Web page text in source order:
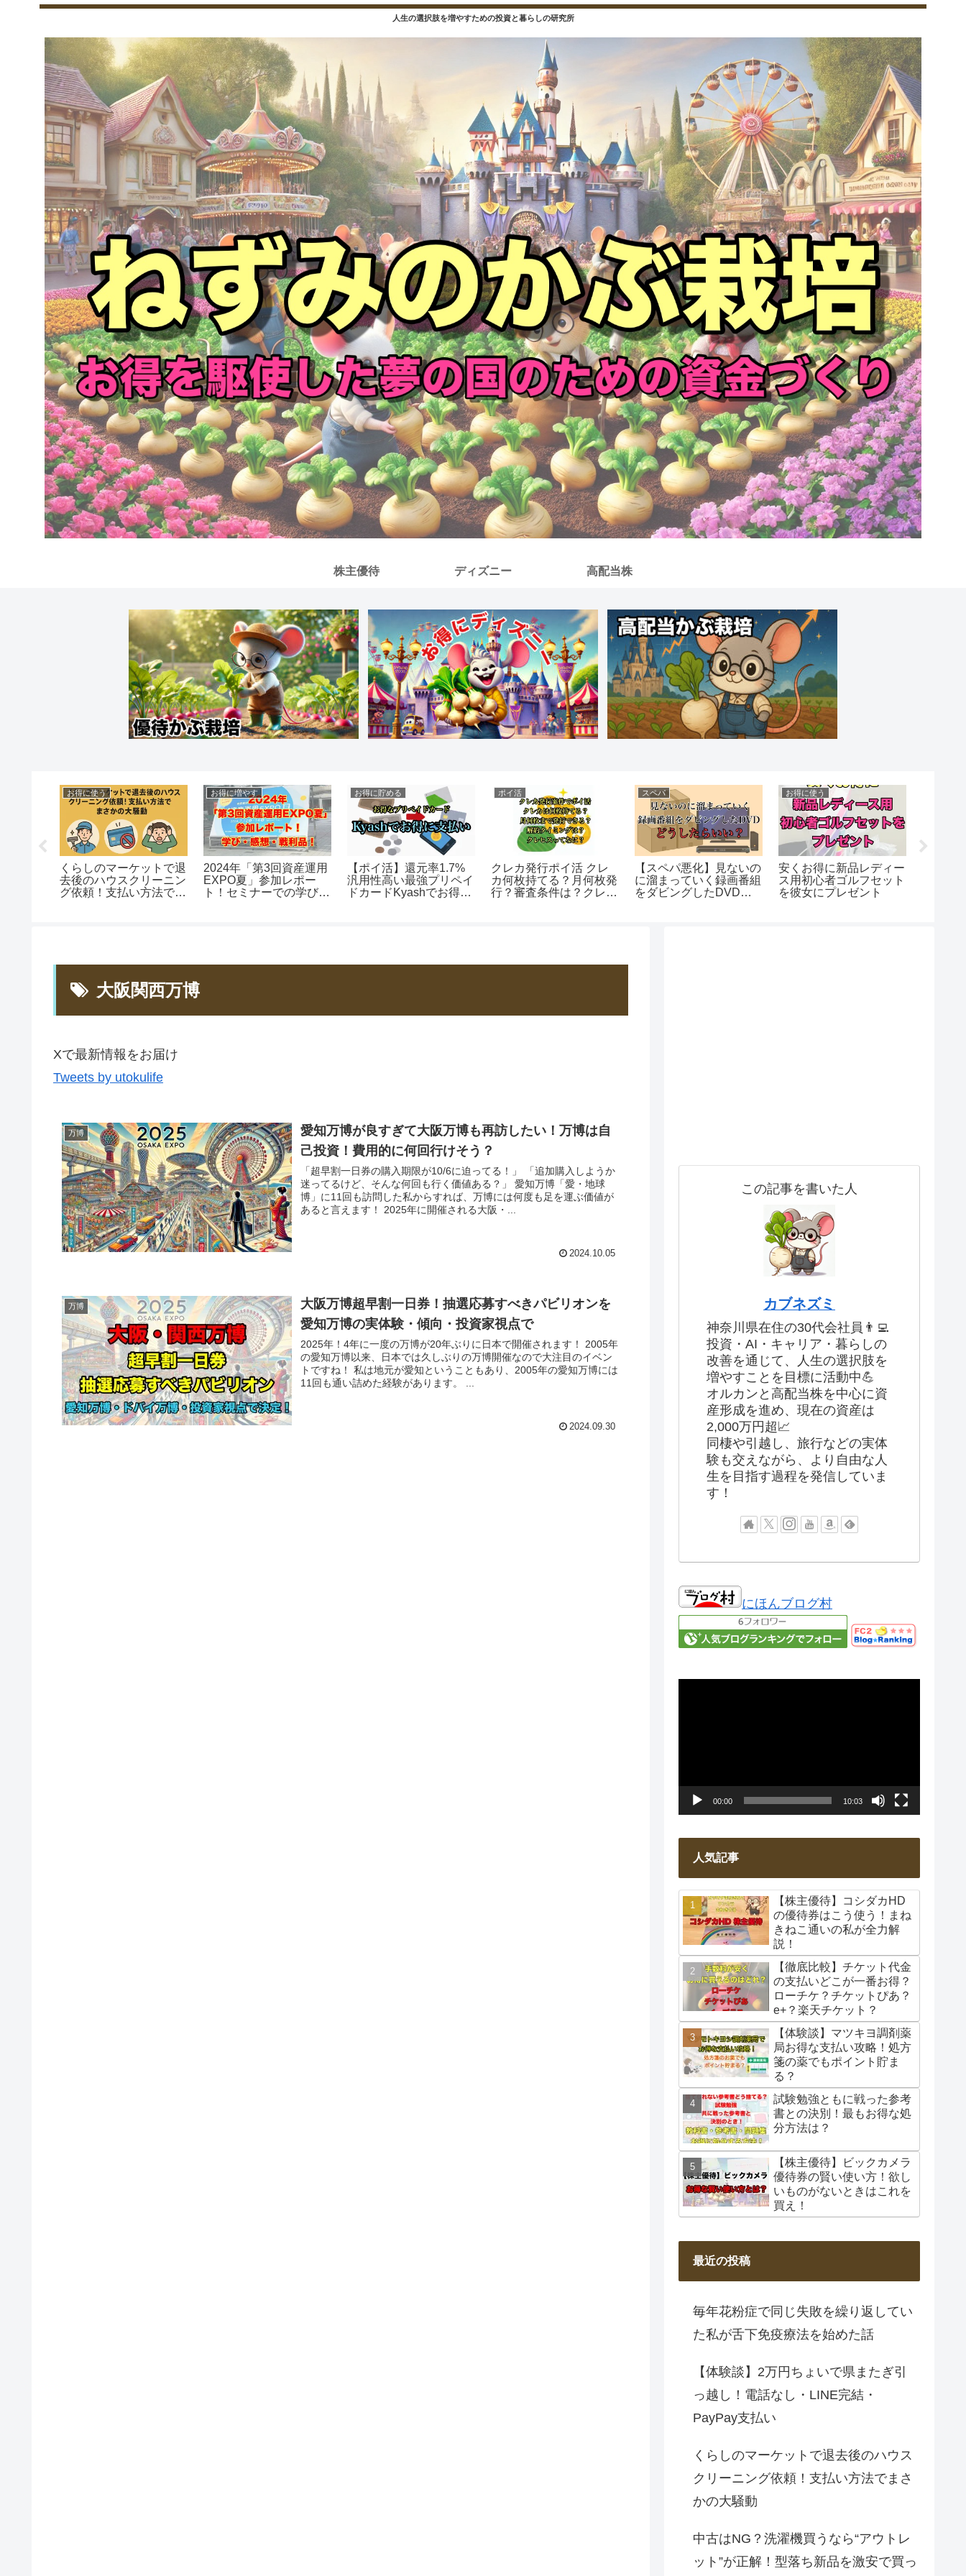
人生の選択肢を増やすための投資と暮らしの研究所
株主優待 ディズニー 高配当株
お得に新品レディー
初心者ゴルフセット
女にプレゼント
お得な支払い
飲み会の割り勘・おごり
で大損！キャッシュレス
で損を最小限にする方
お得な支払い
QBハウスをお得に使い
倒す！ツキイチチケット
＆株主優待の活用術
ふるさと納税
【ふるさと納税】2024
年父の日は返礼品の赤ワ
インをプレゼント！楽天
お得に使う
「英語が話せたら…」香
港ディズニーで後悔！人
見知りが選んだAI英会話
【RIZAP株主優待】
chocoZAP6ヶ月無料ク
ーポン反映されてない？
【お得】ダイエーで最
限おトクに買い物する
法（イオン系列で使え
大阪関西万博
Xで最新情報をお届け
Tweets by utokulife
万博
愛知万博が良すぎて大阪万博も再訪したい！万博は自
己投資！費用的に何回行けそう？
「超早割一日券の購入期限が10/6に迫ってる！」 「追加購入しようか
迷ってるけど、そんな何回も行く価値ある？」 愛知万博「愛・地球
博」に11回も訪問した私からすれば、万博には何度も足を運ぶ価値が
あると言えます！ 2025年に開催される大阪・...
2024.10.05
万博
大阪万博超早割一日券！抽選応募すべきパビリオンを
愛知万博の実体験・傾向・投資家視点で
2025年！4年に一度の万博が20年ぶりに日本で開催されます！ 2005年
の愛知万博以来、日本では久しぶりの万博開催なので大注目のイベン
トですね！ 私は地元が愛知ということもあり、2005年の愛知万博には
11回も通い詰めた経験があります。 ...
2024.09.30
この記事を書いた人
カブネズミ
神奈川県在住の30代会社員👨‍💻
投資・AI・キャリア・暮らしの
改善を通じて、人生の選択肢を
増やすことを目標に活動中💪
オルカンと高配当株を中心に資
産形成を進め、現在の資産は
2,000万円超📈
同棲や引越し、旅行などの実体
験も交えながら、より自由な人
生を目指す過程を発信していま
す！
にほんブログ村
00:00 10:03
人気記事
【株主優待】コシダカHD
の優待券はこう使う！まね
きねこ通いの私が全力解
説！
【徹底比較】チケット代金
の支払いどこが一番お得？
ローチケ？チケットぴあ？
e+？楽天チケット？
【体験談】マツキヨ調剤薬
局お得な支払い攻略！処方
箋の薬でもポイント貯ま
る？
試験勉強ともに戦った参考
書との決別！最もお得な処
分方法は？
【株主優待】ビックカメラ
優待券の賢い使い方！欲し
いものがないときはこれを
買え！
最近の投稿
毎年花粉症で同じ失敗を繰り返してい
た私が舌下免疫療法を始めた話
【体験談】2万円ちょいで県またぎ引
っ越し！電話なし・LINE完結・
PayPay支払い
くらしのマーケットで退去後のハウス
クリーニング依頼！支払い方法でまさ
かの大騒動
中古はNG？洗濯機買うなら“アウトレ
ット”が正解！型落ち新品を激安で買っ